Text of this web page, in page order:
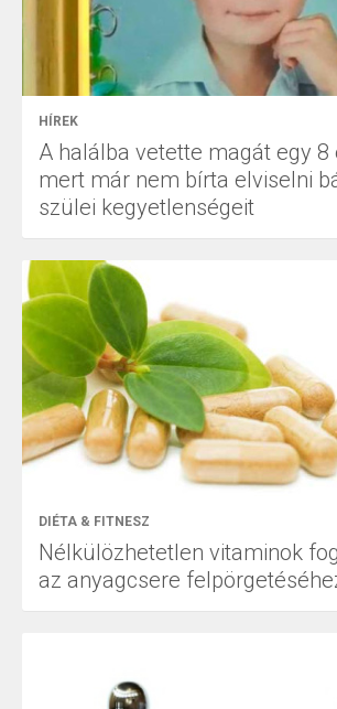
HÍREK
A halálba vetette magát egy 8
mert már nem bírta elviselni
szülei kegyetlenségeit
DIÉTA & FITNESZ
Nélkülözhetetlen vitaminok
az anyagcsere